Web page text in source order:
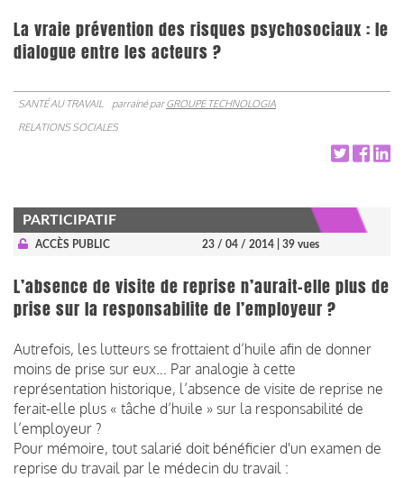
La vraie prévention des risques psychosociaux : le
dialogue entre les acteurs ?
SANTÉ AU TRAVAIL parrainé parGROUPE TECHNOLOGIA
RELATIONS SOCIALES
PARTICIPATIF
ACCÈS PUBLIC 23 / 04 / 2014 | 39 vues
L’absence de visite de reprise n’aurait-elle plus de
prise sur la responsabilite de l’employeur ?
Autrefois, les lutteurs se frottaient d’huile afin de donner
moins de prise sur eux… Par analogie à cette
représentation historique, l’absence de visite de reprise ne
ferait-elle plus « tâche d’huile » sur la responsabilité de
l’employeur ?
Pour mémoire, tout salarié doit bénéficier d'un examen de
reprise du travail par le médecin du travail :